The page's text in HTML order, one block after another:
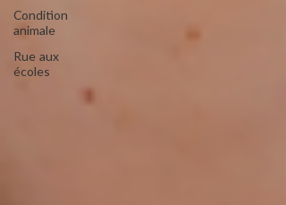
Condition
animale
Rue aux
écoles